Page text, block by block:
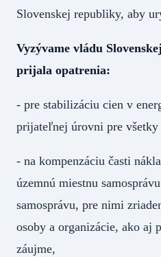
Slovenskej republiky, aby
Vyzývame vládu
prijala opatrenia:
- pre stabilizáciu cien v
prijateľnej úrovni pre všetky
- na kompenzáciu časti
územnú miestnu
samosprávu, pre nimi
osoby a organizácie, ako aj
záujme,